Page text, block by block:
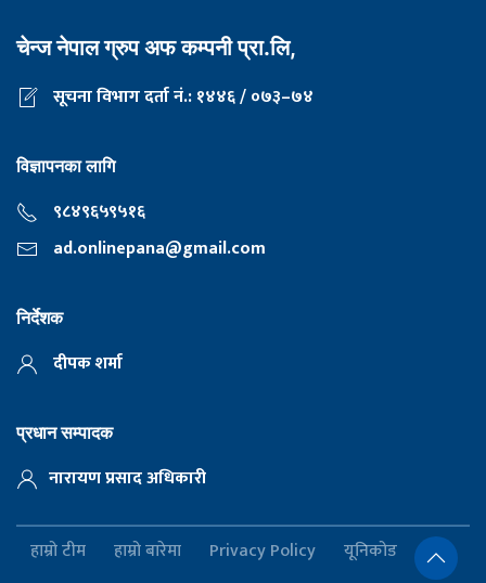
चेन्ज नेपाल ग्रुप अफ कम्पनी प्रा.लि,
सूचना विभाग दर्ता नं.: १४४६ / ०७३–७४
विज्ञापनका लागि
९८४९६५९५१६
ad.onlinepana@gmail.com
निर्देशक
दीपक शर्मा
प्रधान सम्पादक
नारायण प्रसाद अधिकारी
हाम्रो टीम हाम्रो बारेमा Privacy Policy यूनिकोड